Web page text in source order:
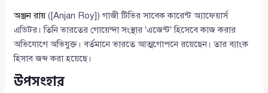
অঞ্জন রায় ([Anjan Roy]) গাজী টিভির সাবেক কারেন্ট অ্যাফেয়ার্স
এডিটর। তিনি ভারতের গোয়েন্দা সংস্থার ‘এজেন্ট’ হিসেবে কাজ করার
অভিযোগে অভিযুক্ত। বর্তমানে ভারতে আত্মগোপনে রয়েছেন। তার ব্যাংক
হিসাব জব্দ করা হয়েছে।
উপসংহার